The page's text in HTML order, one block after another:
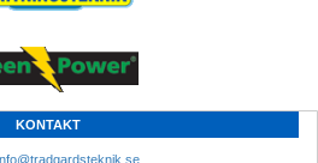
KONTAKT